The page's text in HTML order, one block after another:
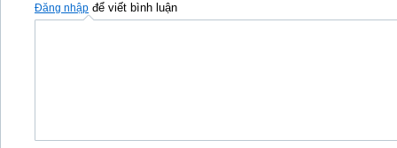
Đăng nhập để viết bình luận